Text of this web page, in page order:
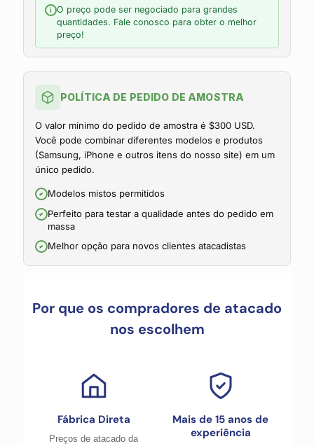
i
O preço pode ser negociado para grandes
quantidades. Fale conosco para obter o melhor
preço!
POLÍTICA DE PEDIDO DE AMOSTRA
O valor mínimo do pedido de amostra é $300 USD.
Você pode combinar diferentes modelos e produtos
(Samsung, iPhone e outros itens do nosso site) em um
único pedido.
Modelos mistos permitidos
Perfeito para testar a qualidade antes do pedido em
massa
Melhor opção para novos clientes atacadistas
Por que os compradores de atacado
nos escolhem
Fábrica Direta
Preços de atacado da
Mais de 15 anos de
experiência